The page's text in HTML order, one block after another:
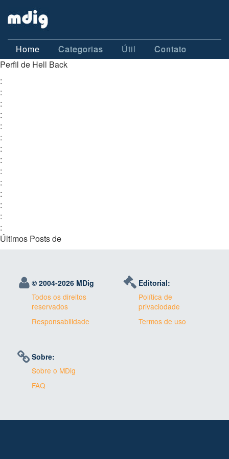
Home Categorias Útil
Contato
Perfil de Hell Back
:
:
:
:
:
:
:
:
:
:
:
:
:
:
Últimos Posts de
© 2004-2026 MDig
Todos os direitos
reservados
Responsabilidade
Editorial:
Política de
privaciodade
Termos de uso
Sobre:
Sobre o MDig
FAQ